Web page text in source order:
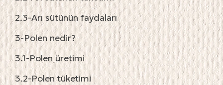
2.3-Arı sütünün faydaları
3-Polen nedir?
3.1-Polen üretimi
3.2-Polen tüketimi